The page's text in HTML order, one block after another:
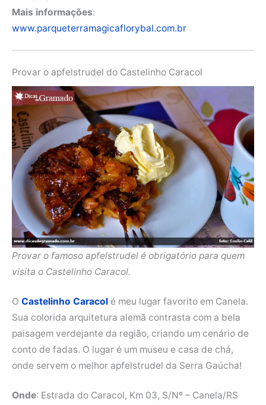
Mais informações:
www.parqueterramagicaflorybal.com.br
Provar o apfelstrudel do Castelinho Caracol
Provar o famoso apfelstrudel é obrigatório para quem
visita o Castelinho Caracol.
O Castelinho Caracol é meu lugar favorito em Canela.
Sua colorida arquitetura alemã contrasta com a bela
paisagem verdejante da região, criando um cenário de
conto de fadas. O lugar é um museu e casa de chá,
onde servem o melhor apfelstrudel da Serra Gaúcha!
Onde: Estrada do Caracol, Km 03, S/Nº – Canela/RS